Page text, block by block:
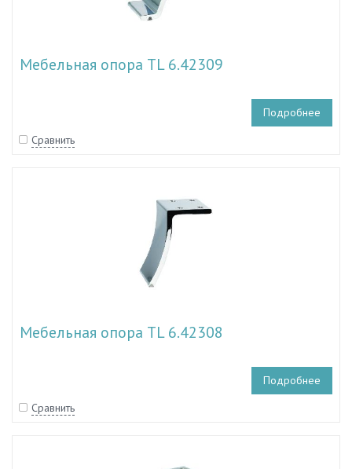
Мебельная опора TL 6.42309
Подробнее
Сравнить
Мебельная опора TL 6.42308
Подробнее
Сравнить